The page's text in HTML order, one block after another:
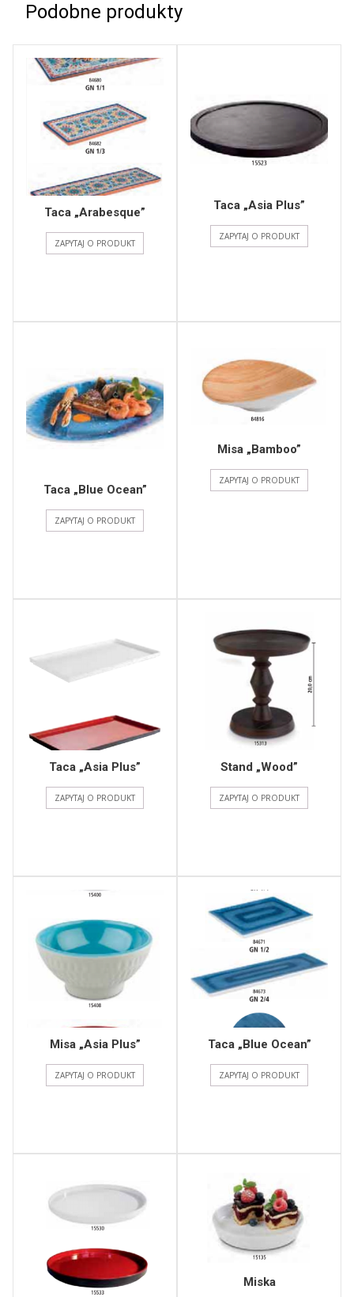
Podobne produkty
Taca „Arabesque”
ZAPYTAJ O PRODUKT
Taca „Asia Plus”
ZAPYTAJ O PRODUKT
Taca „Blue Ocean”
ZAPYTAJ O PRODUKT
Misa „Bamboo”
ZAPYTAJ O PRODUKT
Taca „Asia Plus”
ZAPYTAJ O PRODUKT
Stand „Wood”
ZAPYTAJ O PRODUKT
Misa „Asia Plus”
ZAPYTAJ O PRODUKT
Taca „Blue Ocean”
ZAPYTAJ O PRODUKT
Miska